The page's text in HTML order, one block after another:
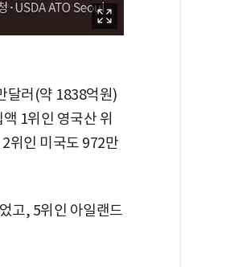
달러(약 1838억원)
1위인 영국산 위
위인 미국도 972만
고, 5위인 아일랜드